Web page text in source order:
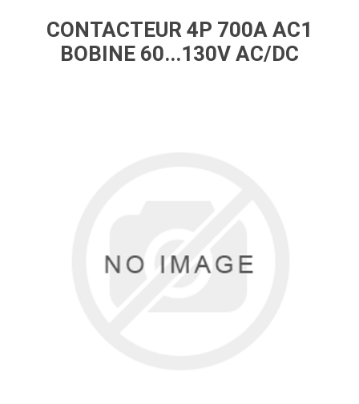
CONTACTEUR 4P 700A AC1
BOBINE 60...130V AC/DC